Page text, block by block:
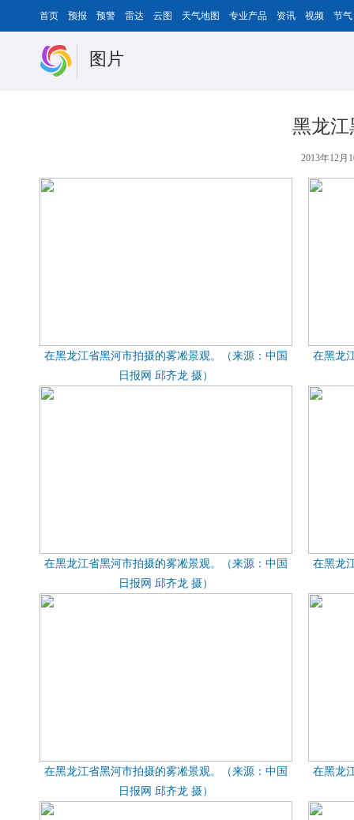
首页 预报 预警 雷达 云图 天气地图 专业产品 资讯 视频 节气
图片
黑龙江
2013年12月
在黑龙江省黑河市拍摄的雾凇景观。（来源：中国
日报网 邱齐龙 摄）
在黑龙
在黑龙江省黑河市拍摄的雾凇景观。（来源：中国
日报网 邱齐龙 摄）
在黑龙
在黑龙江省黑河市拍摄的雾凇景观。（来源：中国
日报网 邱齐龙 摄）
在黑龙